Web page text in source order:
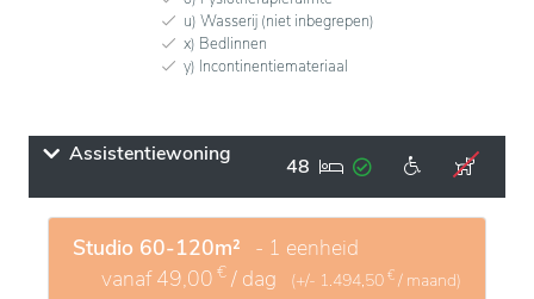
u) Wasserij (niet inbegrepen)
x) Bedlinnen
y) Incontinentiemateriaal
Assistentiewoning 48
Studio 60-120m² - 1 eenheid
vanaf49,00 € / dag (+/- 1.494,50 € / maand)